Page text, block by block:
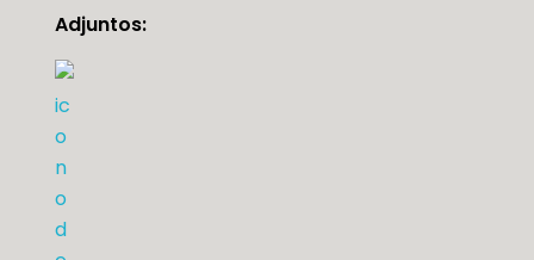
Adjuntos: